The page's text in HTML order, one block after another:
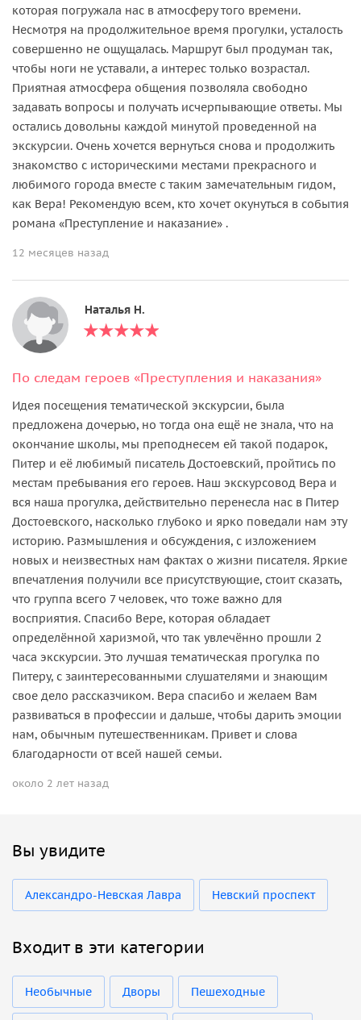
которая погружала нас в атмосферу того времени.
Несмотря на продолжительное время прогулки, усталость
совершенно не ощущалась. Маршрут был продуман так,
чтобы ноги не уставали, а интерес только возрастал.
Приятная атмосфера общения позволяла свободно
задавать вопросы и получать исчерпывающие ответы. Мы
остались довольны каждой минутой проведенной на
экскурсии. Очень хочется вернуться снова и продолжить
знакомство с историческими местами прекрасного и
любимого города вместе с таким замечательным гидом,
как Вера! Рекомендую всем, кто хочет окунуться в события
романа «Преступление и наказание» .
12 месяцев назад
Наталья Н.
По следам героев «Преступления и наказания»
Идея посещения тематической экскурсии, была
предложена дочерью, но тогда она ещё не знала, что на
окончание школы, мы преподнесем ей такой подарок,
Питер и её любимый писатель Достоевский, пройтись по
местам пребывания его героев. Наш экскурсовод Вера и
вся наша прогулка, действительно перенесла нас в Питер
Достоевского, насколько глубоко и ярко поведали нам эту
историю. Размышления и обсуждения, с изложением
новых и неизвестных нам фактах о жизни писателя. Яркие
впечатления получили все присутствующие, стоит сказать,
что группа всего 7 человек, что тоже важно для
восприятия. Спасибо Вере, которая обладает
определённой харизмой, что так увлечённо прошли 2
часа экскурсии. Это лучшая тематическая прогулка по
Питеру, с заинтересованными слушателями и знающим
свое дело рассказчиком. Вера спасибо и желаем Вам
развиваться в профессии и дальше, чтобы дарить эмоции
нам, обычным путешественникам. Привет и слова
благодарности от всей нашей семьи.
около 2 лет назад
Вы увидите
Александро-Невская Лавра Невский проспект
Входит в эти категории
Необычные Дворы Пешеходные